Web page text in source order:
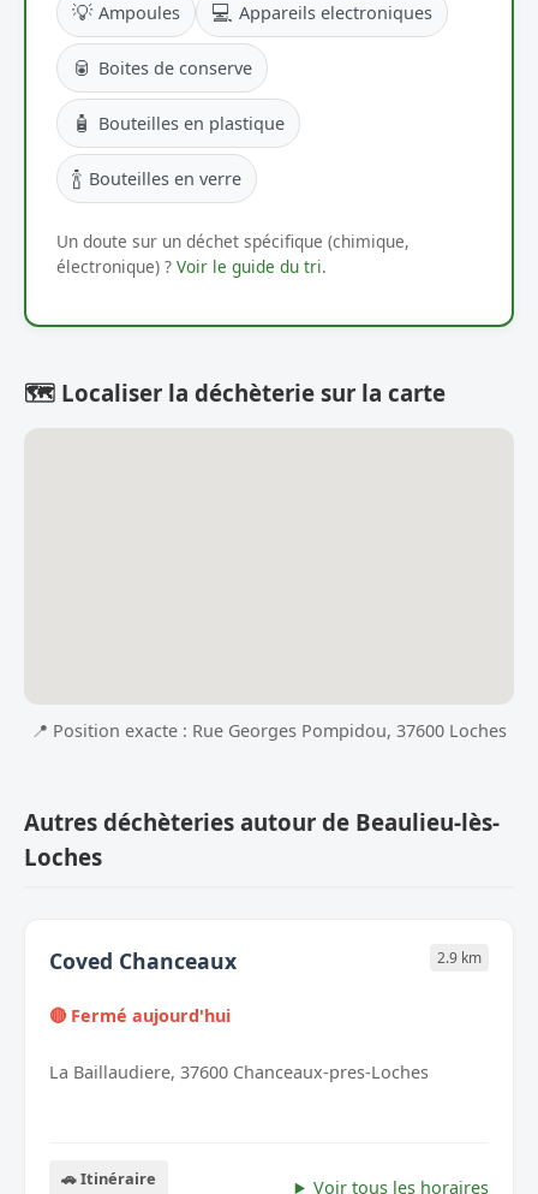
💡 Ampoules 💻 Appareils electroniques
🥫 Boites de conserve
🧴 Bouteilles en plastique
🍾 Bouteilles en verre
Un doute sur un déchet spécifique (chimique,
électronique) ? Voir le guide du tri.
🗺️ Localiser la déchèterie sur la carte
📍 Position exacte : Rue Georges Pompidou, 37600 Loches
Autres déchèteries autour de Beaulieu-lès-
Loches
Coved Chanceaux 2.9 km
🔴 Fermé aujourd'hui
La Baillaudiere, 37600 Chanceaux-pres-Loches
🚗 Itinéraire Voir tous les horaires